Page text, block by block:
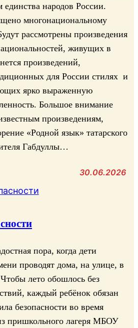
единства народов России.
многонациональному
рассмотрены произведения
живущих в
произведений,
для России стилях и
ярко выраженную
Большое внимание
произведениям,
«Родной язык» татарского
Габдуллы…
30.06.2026
пора, когда дети
проводят дома, на улице, в
лето обошлось без
каждый ребёнок обязан
безопасности во время
пришкольного лагеря МБОУ